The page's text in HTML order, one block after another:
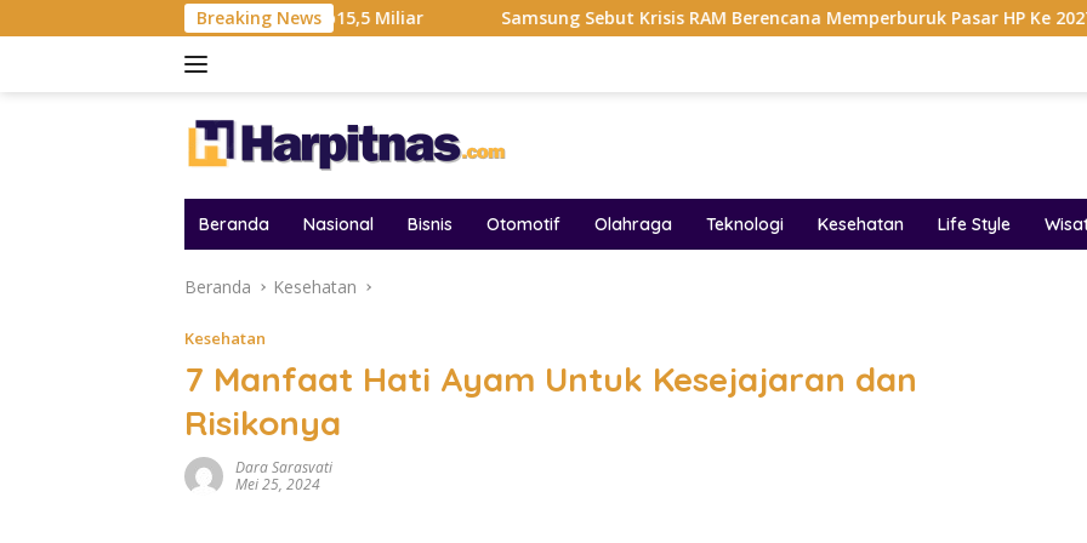
ke
Breaking News
Liga Tembus Rp15,5 Miliar Samsung Sebut Krisis RAM Berencana Memperburuk Pasar HP Ke 2027
Beranda Nasional Bisnis Otomotif Olahraga Teknologi Kesehatan Life Style
Beranda Kesehatan
Kesehatan
7 Manfaat Hati Ayam Untuk Kesejajaran dan
Risikonya
Dara Sarasvati
Mei 25, 2024